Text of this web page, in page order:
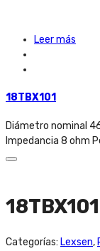
Leer más
18TBX101
Diámetro nominal
Impedancia 8 ohm
18TBX101
Categorías: Lexsen,